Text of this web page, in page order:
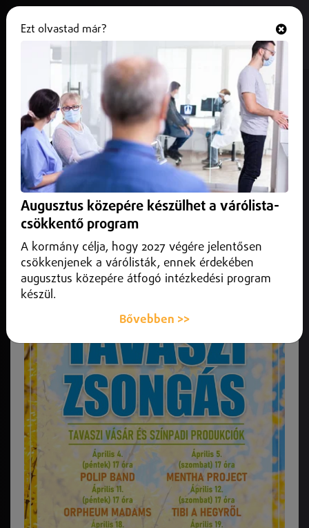
Ma kezdetét veszi a közkedvelt
Tavaszi Zsongás programsorozat
Nyíregyházán
2025. április 04.
Ma kezdetét veszi a közkedvelt Tavaszi Zsongás
programsorozat Nyíregyházán a Kossuth téren.
Ezt olvastad már?
Augusztus közepére készülhet a várólista-
csökkentő program
A kormány célja, hogy 2027 végére jelentősen
csökkenjenek a várólisták, ennek érdekében
augusztus közepére átfogó intézkedési program
készül.
Bővebben >>